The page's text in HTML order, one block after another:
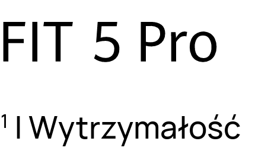
1 | Wytrzymałość